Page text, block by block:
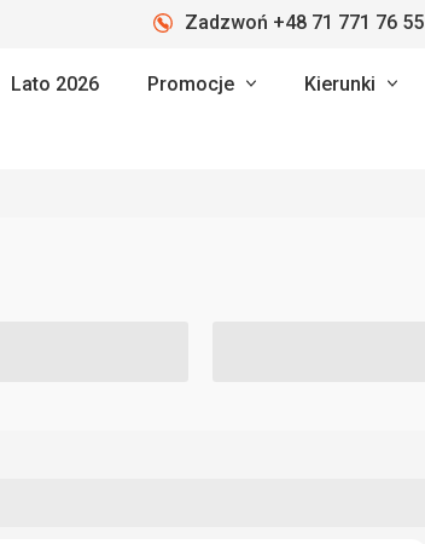
Zadzwoń +48 71 771 76 55
Lato 2026 Promocje Kierunki